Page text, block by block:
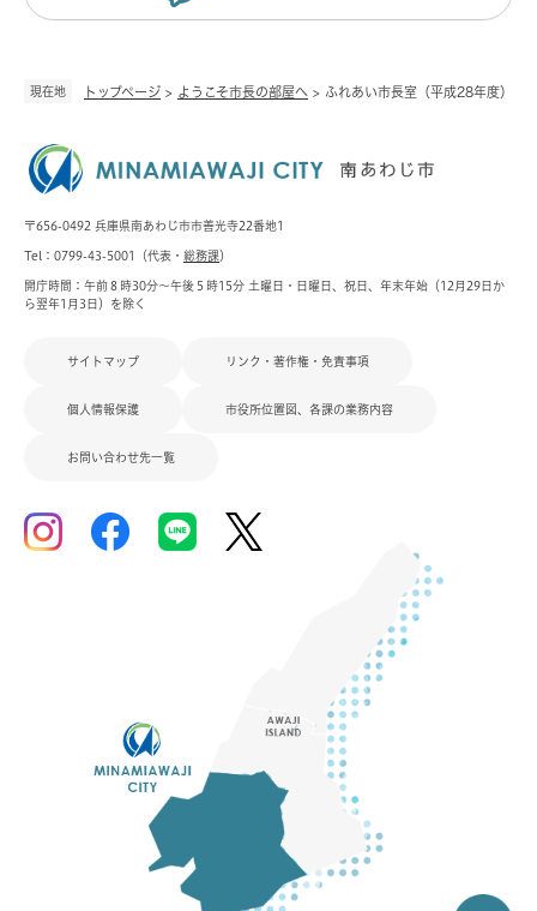
現在地 トップページ > ようこそ市長の部屋へ > ふれあい市長室（平成28年度）
〒656-0492 兵庫県南あわじ市市善光寺22番地1
Tel：0799-43-5001（代表・ 総務課）
開庁時間：午前８時30分～午後５時15分 土曜日・日曜日、祝日、年末年始（12月29日か
ら翌年1月3日）を除く
サイトマップ リンク・著作権・免責事項
個人情報保護 市役所位置図、各課の業務内容
お問い合わせ先一覧